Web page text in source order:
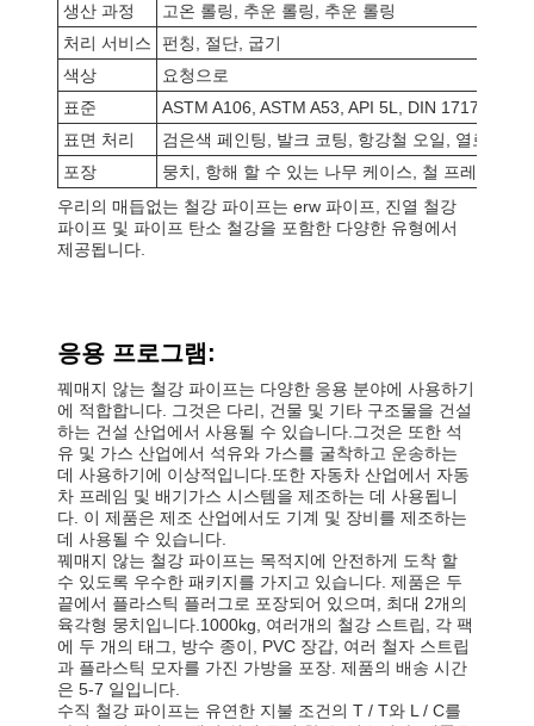
생산 과정
고온 롤링, 추운 롤링, 추운 롤링
처리 서비스
펀칭, 절단, 굽기
색상
요청으로
표준
ASTM A106, ASTM A53, API 5L, DIN 17175,
표면 처리
검은색 페인팅, 발크 코팅, 항강철 오일, 열로 젤리
포장
뭉치, 항해 할 수 있는 나무 케이스, 철 프레임 케
우리의 매듭없는 철강 파이프는 erw 파이프, 진열 철강
파이프 및 파이프 탄소 철강을 포함한 다양한 유형에서
제공됩니다.
응용 프로그램:
꿰매지 않는 철강 파이프는 다양한 응용 분야에 사용하기
에 적합합니다. 그것은 다리, 건물 및 기타 구조물을 건설
하는 건설 산업에서 사용될 수 있습니다.그것은 또한 석
유 및 가스 산업에서 석유와 가스를 굴착하고 운송하는
데 사용하기에 이상적입니다.또한 자동차 산업에서 자동
차 프레임 및 배기가스 시스템을 제조하는 데 사용됩니
다. 이 제품은 제조 산업에서도 기계 및 장비를 제조하는
데 사용될 수 있습니다.
꿰매지 않는 철강 파이프는 목적지에 안전하게 도착 할
수 있도록 우수한 패키지를 가지고 있습니다. 제품은 두
끝에서 플라스틱 플러그로 포장되어 있으며, 최대 2개의
육각형 뭉치입니다.1000kg, 여러개의 철강 스트립, 각 팩
에 두 개의 태그, 방수 종이, PVC 장갑, 여러 철자 스트립
과 플라스틱 모자를 가진 가방을 포장. 제품의 배송 시간
은 5-7 일입니다.
수직 철강 파이프는 유연한 지불 조건의 T / T와 L / C를